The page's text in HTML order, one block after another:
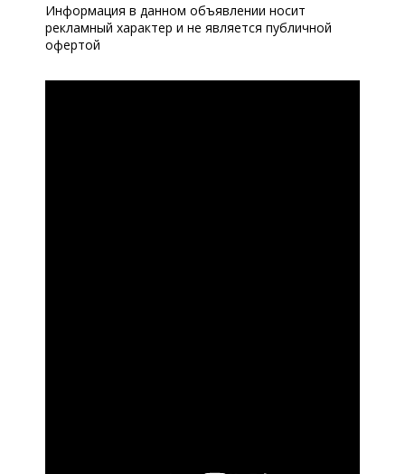
Информация в данном объявлении носит
рекламный характер и не является публичной
офертой